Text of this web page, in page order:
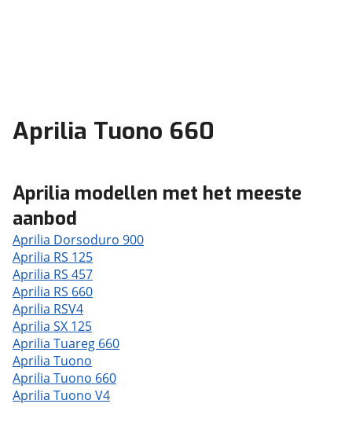
Aprilia Tuono 660
Aprilia modellen met het meeste
aanbod
Aprilia Dorsoduro 900
Aprilia RS 125
Aprilia RS 457
Aprilia RS 660
Aprilia RSV4
Aprilia SX 125
Aprilia Tuareg 660
Aprilia Tuono
Aprilia Tuono 660
Aprilia Tuono V4